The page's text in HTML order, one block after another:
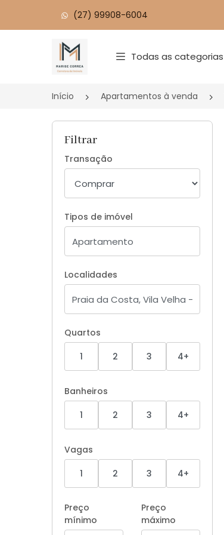
(27) 99908-6004
Página inicial
Todas as categorias
Início Apartamentos à venda
Filtrar
Transação
Tipos de imóvel
Localidades
Quartos
1
2 3 4+
Banheiros
1
2 3 4+
Vagas
1
2 3 4+
Preço
mínimo
Preço
máximo